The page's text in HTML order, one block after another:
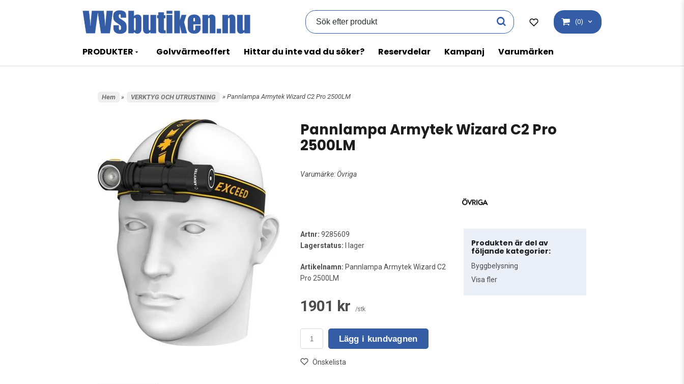
(0)
PRODUKTER Golvvärmeoffert Hittar du inte vad du söker? Reservdelar Kampanj Varumärken
Hem » VERKTYG OCH UTRUSTNING » Pannlampa Armytek Wizard C2 Pro 2500LM
Pannlampa Armytek Wizard C2 Pro
2500LM
Varumärke: Övriga
Artnr: 9285609
Lagerstatus: I lager
Artikelnamn: Pannlampa Armytek Wizard C2
Pro 2500LM
1901 kr /stk
Lägg i kundvagnen
Önskelista
Produkten är del av
följande kategorier:
Byggbelysning
Visa fler